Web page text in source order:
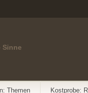
Sinne
Themen Kostprobe: